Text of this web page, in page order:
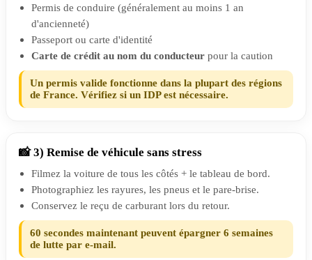
Permis de conduire (généralement au moins 1 an
d'ancienneté)
Passeport ou carte d'identité
Carte de crédit au nom du conducteur pour la caution
Un permis valide fonctionne dans la plupart des régions
de France. Vérifiez si un IDP est nécessaire.
📸 3) Remise de véhicule sans stress
Filmez la voiture de tous les côtés + le tableau de bord.
Photographiez les rayures, les pneus et le pare-brise.
Conservez le reçu de carburant lors du retour.
60 secondes maintenant peuvent épargner 6 semaines
de lutte par e-mail.